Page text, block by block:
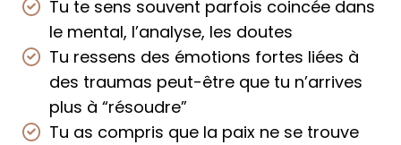
Tu te sens souvent parfois coincée dans
le mental, l’analyse, les doutes
Tu ressens des émotions fortes liées à
des traumas peut-être que tu n’arrives
plus à “résoudre”
Tu as compris que la paix ne se trouve